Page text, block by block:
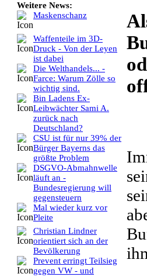
Weitere News:
Maskenschanz
Waffenteile im 3D-
Druck - Von der Leyen
ist dabei
Die Welthandels... -
Farce: Warum Zölle so
wichtig sind.
Bin Ladens Ex-
Leibwächter Sami A.
zurück nach
Deutschland?
CSU ist für nur 39% der
Bürger Bayerns das
größte Problem
DSGVO-Abmahnwelle
läuft an -
Bundesregierung will
gegensteuern
Mal wieder kurz vor
Pleite
Christian Lindner
orientiert sich an der
Bevölkerung
Prevent erringt Teilsieg
gegen VW - und